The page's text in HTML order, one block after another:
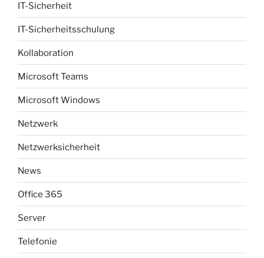
IT-Sicherheit
IT-Sicherheitsschulung
Kollaboration
Microsoft Teams
Microsoft Windows
Netzwerk
Netzwerksicherheit
News
Office 365
Server
Telefonie